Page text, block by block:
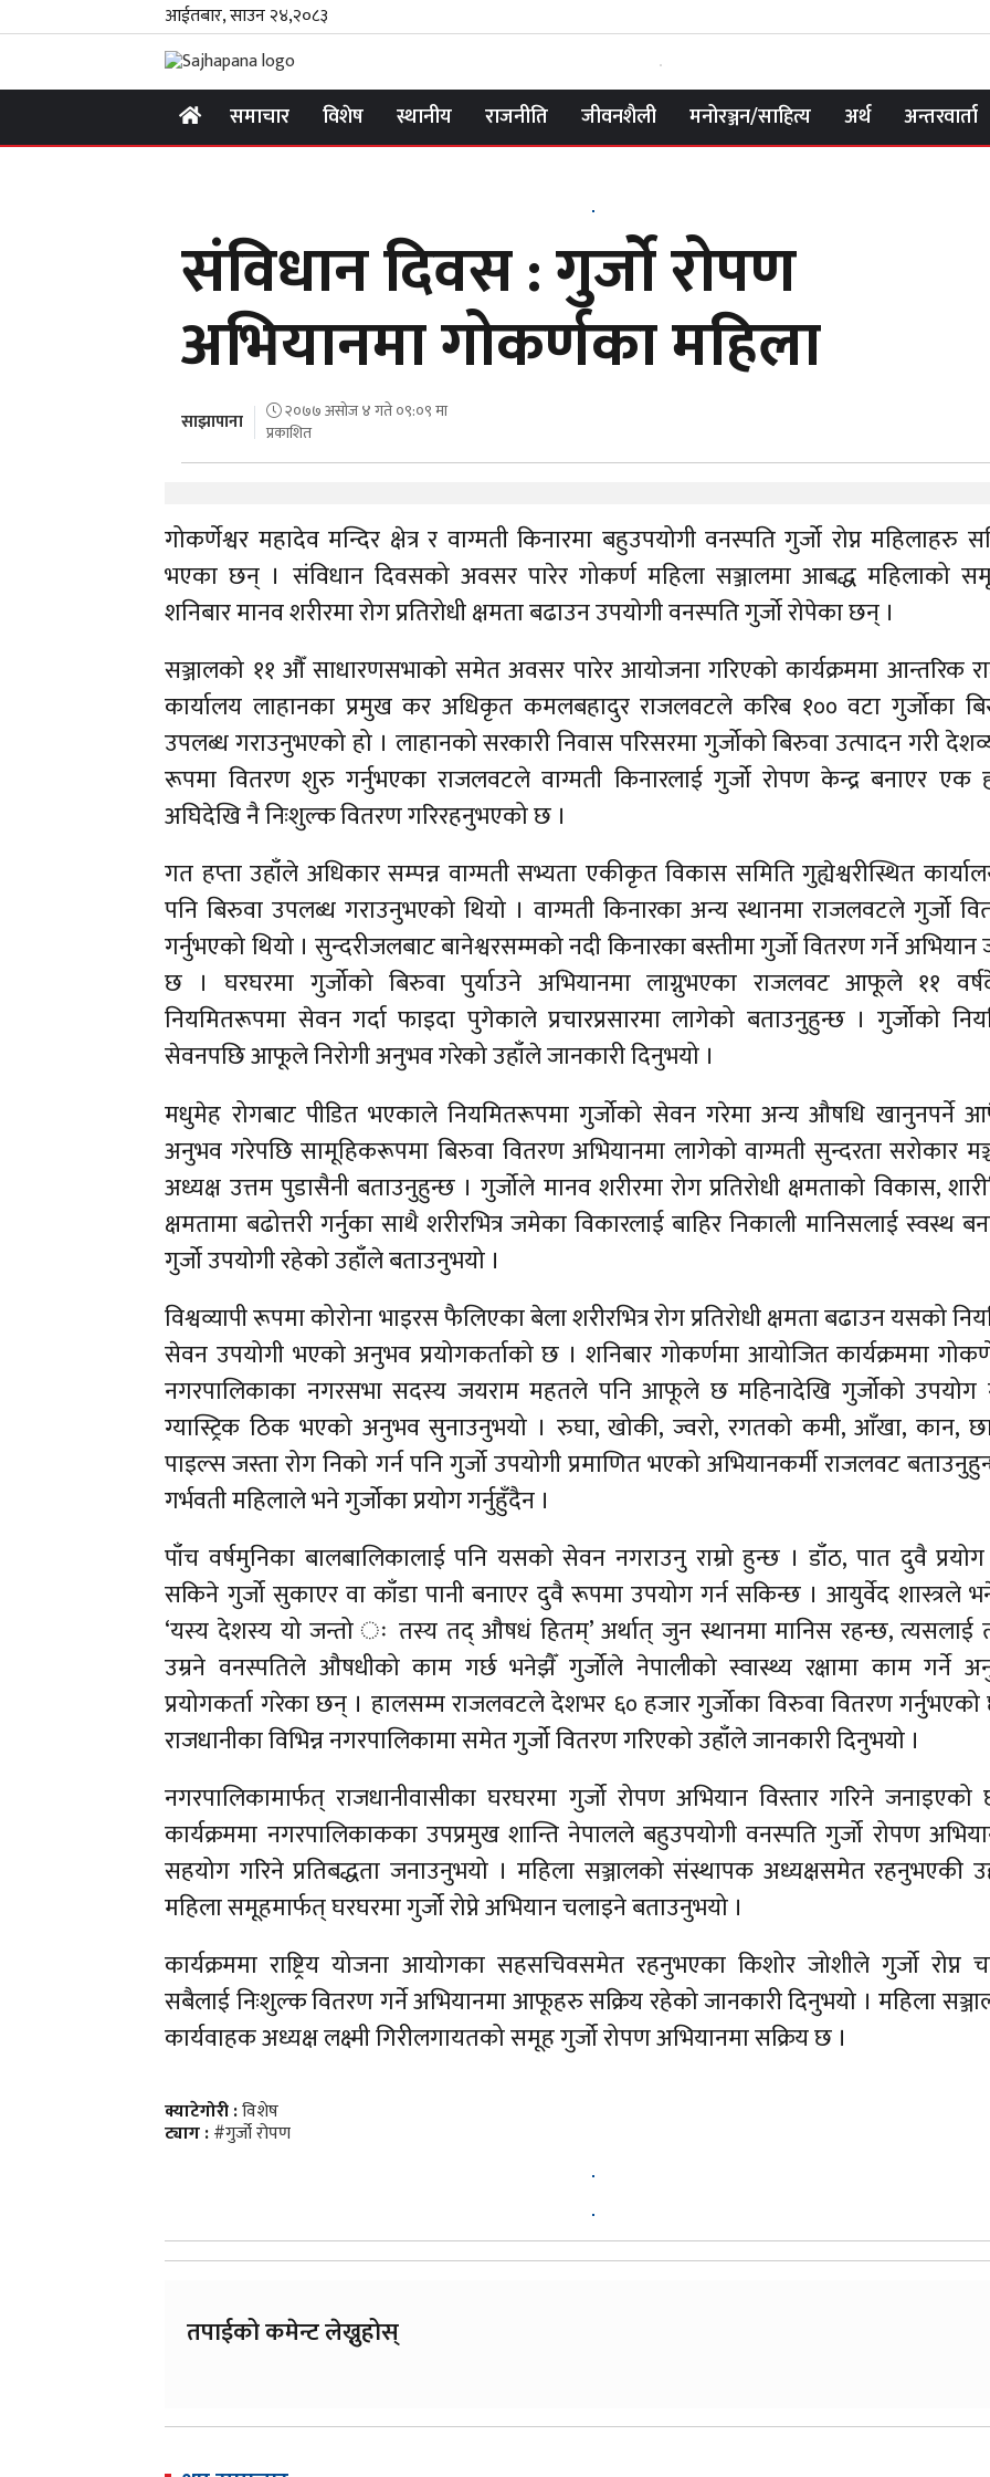
आईतबार, साउन २४,२०८३
समाचार विशेष स्थानीय राजनीति जीवनशैली मनोरञ्जन/साहित्य अर्थ अन्तरवार्ता
संविधान दिवस : गुर्जो रोपण
अभियानमा गोकर्णका महिला
साझापाना
२०७७ असोज ४ गते ०९:०९ मा
प्रकाशित
गोकर्णेश्वर महादेव मन्दिर क्षेत्र र वाग्मती किनारमा बहुउपयोगी वनस्पति गुर्जो रोप्न महिलाहरु
भएका छन् । संविधान दिवसको अवसर पारेर गोकर्ण महिला सञ्जालमा आबद्ध महिलाको
शनिबार मानव शरीरमा रोग प्रतिरोधी क्षमता बढाउन उपयोगी वनस्पति गुर्जो रोपेका छन् ।
सञ्जालको ११ औँ साधारणसभाको समेत अवसर पारेर आयोजना गरिएको कार्यक्रममा आन्तरिक
कार्यालय लाहानका प्रमुख कर अधिकृत कमलबहादुर राजलवटले करिब १०० वटा गुर्जोका
उपलब्ध गराउनुभएको हो । लाहानको सरकारी निवास परिसरमा गुर्जोको बिरुवा उत्पादन गरी
रूपमा वितरण शुरु गर्नुभएका राजलवटले वाग्मती किनारलाई गुर्जो रोपण केन्द्र बनाएर एक
अघिदेखि नै निःशुल्क वितरण गरिरहनुभएको छ ।
गत हप्ता उहाँले अधिकार सम्पन्न वाग्मती सभ्यता एकीकृत विकास समिति गुह्येश्वरीस्थित
पनि बिरुवा उपलब्ध गराउनुभएको थियो । वाग्मती किनारका अन्य स्थानमा राजलवटले गुर्जो
गर्नुभएको थियो । सुन्दरीजलबाट बानेश्वरसम्मको नदी किनारका बस्तीमा गुर्जो वितरण गर्ने अभियान
छ । घरघरमा गुर्जोको बिरुवा पुर्याउने अभियानमा लाग्नुभएका राजलवट आफूले ११
नियमितरूपमा सेवन गर्दा फाइदा पुगेकाले प्रचारप्रसारमा लागेको बताउनुहुन्छ । गुर्जोको
सेवनपछि आफूले निरोगी अनुभव गरेको उहाँले जानकारी दिनुभयो ।
मधुमेह रोगबाट पीडित भएकाले नियमितरूपमा गुर्जोको सेवन गरेमा अन्य औषधि खानुनपर्ने
अनुभव गरेपछि सामूहिकरूपमा बिरुवा वितरण अभियानमा लागेको वाग्मती सुन्दरता सरोकार
अध्यक्ष उत्तम पुडासैनी बताउनुहुन्छ । गुर्जोले मानव शरीरमा रोग प्रतिरोधी क्षमताको विकास,
क्षमतामा बढोत्तरी गर्नुका साथै शरीरभित्र जमेका विकारलाई बाहिर निकाली मानिसलाई स्वस्थ
गुर्जो उपयोगी रहेको उहाँले बताउनुभयो ।
विश्वव्यापी रूपमा कोरोना भाइरस फैलिएका बेला शरीरभित्र रोग प्रतिरोधी क्षमता बढाउन यसको
सेवन उपयोगी भएको अनुभव प्रयोगकर्ताको छ । शनिबार गोकर्णमा आयोजित कार्यक्रममा
नगरपालिकाका नगरसभा सदस्य जयराम महतले पनि आफूले छ महिनादेखि गुर्जोको उपयोग
ग्यास्ट्रिक ठिक भएको अनुभव सुनाउनुभयो । रुघा, खोकी, ज्वरो, रगतको कमी, आँखा, कान,
पाइल्स जस्ता रोग निको गर्न पनि गुर्जो उपयोगी प्रमाणित भएको अभियानकर्मी राजलवट
गर्भवती महिलाले भने गुर्जोका प्रयोग गर्नुहुँदैन ।
पाँच वर्षमुनिका बालबालिकालाई पनि यसको सेवन नगराउनु राम्रो हुन्छ । डाँठ, पात दुवै प्रयोग
सकिने गुर्जो सुकाएर वा काँडा पानी बनाएर दुवै रूपमा उपयोग गर्न सकिन्छ । आयुर्वेद शास्त्रले
‘यस्य देशस्य यो जन्तो ः तस्य तद् औषधं हितम्’ अर्थात् जुन स्थानमा मानिस रहन्छ, त्यसलाई
उम्रने वनस्पतिले औषधीको काम गर्छ भनेझैँ गुर्जोले नेपालीको स्वास्थ्य रक्षामा काम गर्ने
प्रयोगकर्ता गरेका छन् । हालसम्म राजलवटले देशभर ६० हजार गुर्जोका विरुवा वितरण
राजधानीका विभिन्न नगरपालिकामा समेत गुर्जो वितरण गरिएको उहाँले जानकारी दिनुभयो ।
नगरपालिकामार्फत् राजधानीवासीका घरघरमा गुर्जो रोपण अभियान विस्तार गरिने
कार्यक्रममा नगरपालिकाकका उपप्रमुख शान्ति नेपालले बहुउपयोगी वनस्पति गुर्जो रोपण
सहयोग गरिने प्रतिबद्धता जनाउनुभयो । महिला सञ्जालको संस्थापक अध्यक्षसमेत रहनुभएकी
महिला समूहमार्फत् घरघरमा गुर्जो रोप्ने अभियान चलाइने बताउनुभयो ।
कार्यक्रममा राष्ट्रिय योजना आयोगका सहसचिवसमेत रहनुभएका किशोर जोशीले गुर्जो रोप्न
सबैलाई निःशुल्क वितरण गर्ने अभियानमा आफूहरु सक्रिय रहेको जानकारी दिनुभयो । महिला
कार्यवाहक अध्यक्ष लक्ष्मी गिरीलगायतको समूह गुर्जो रोपण अभियानमा सक्रिय छ ।
क्याटेगोरी :विशेष
ट्याग :#गुर्जो रोपण
तपाईको कमेन्ट लेख्नुहोस्